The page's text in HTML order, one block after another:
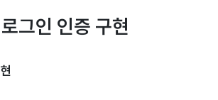
그인 인증 구현